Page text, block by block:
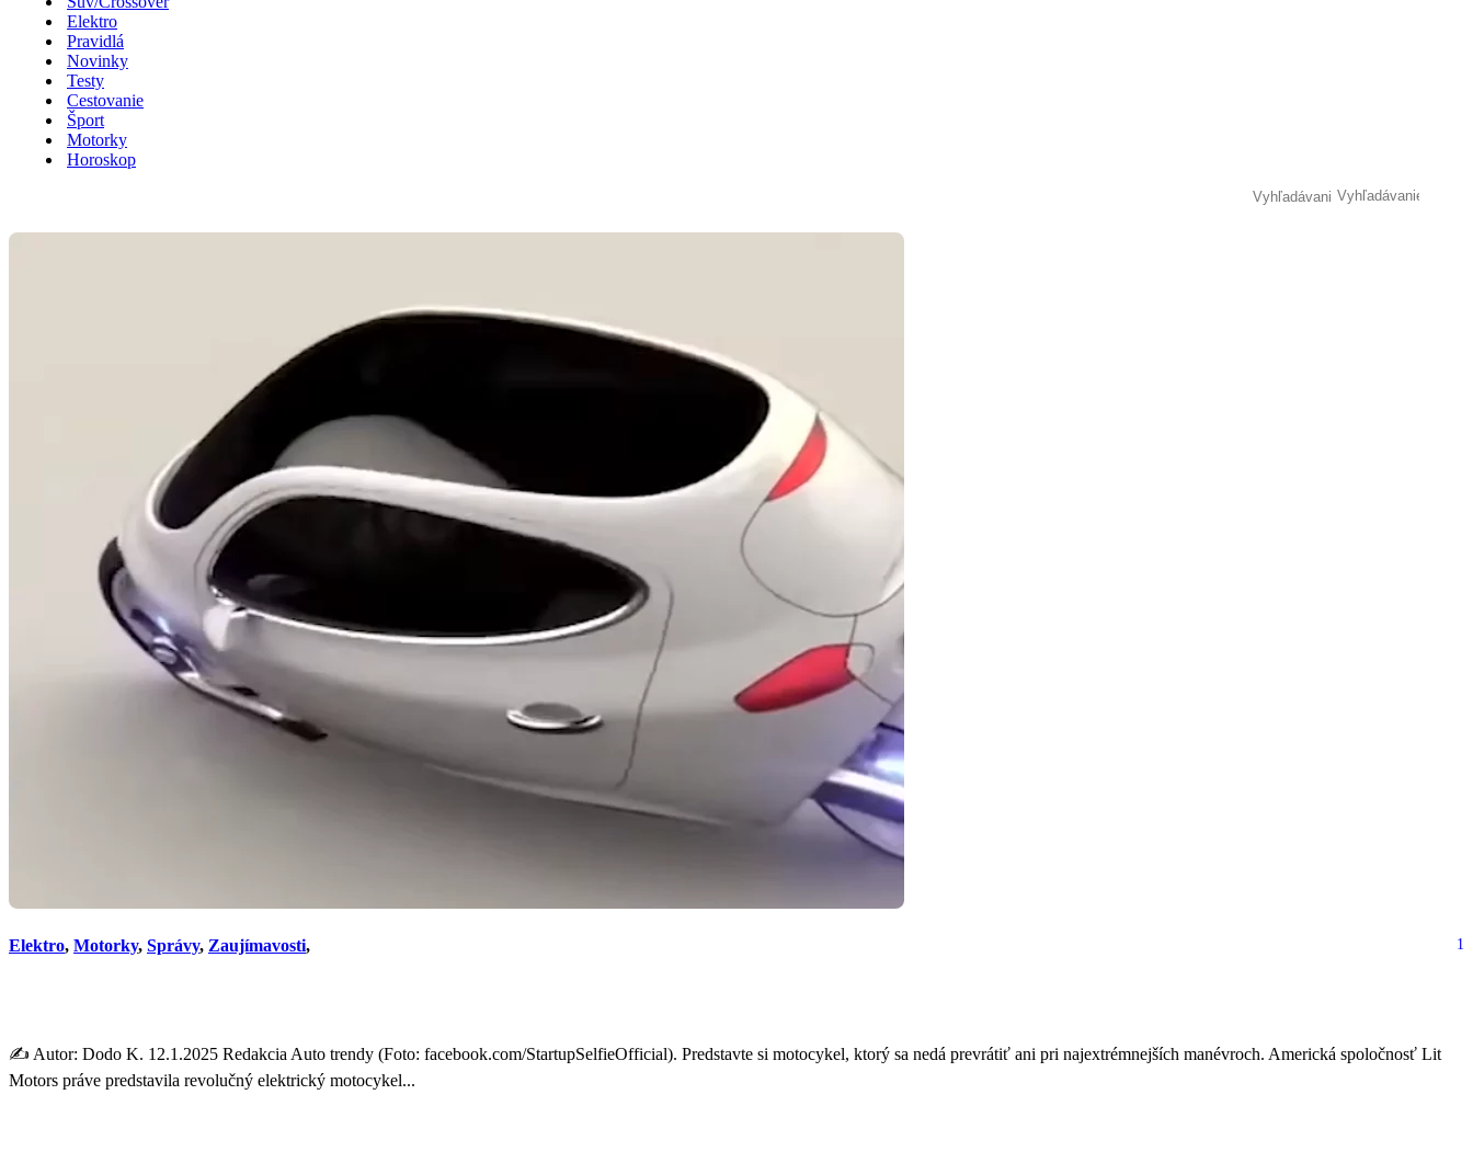
Elektro
Pravidlá
Novinky
Testy
Cestovanie
Šport
Motorky
Horoskop
Elektro, Motorky, Správy, Zaujímavosti, 1
✍️ Autor: Dodo K. 12.1.2025 Redakcia Auto trendy (Foto: facebook.com/StartupSelfieOfficial). Predstavte si motocykel, ktorý sa nedá prevrátiť ani pri najextrémnejších manévroch. Americká spoločnosť Lit
Motors práve predstavila revolučný elektrický motocykel...